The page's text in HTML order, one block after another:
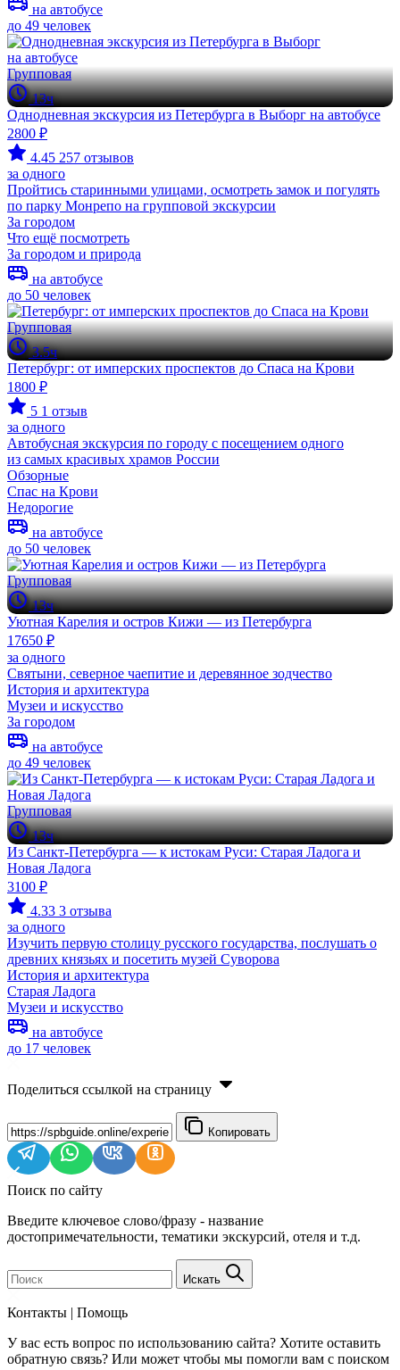
на автобусе
до 49 человек
Групповая
13ч
Однодневная экскурсия из Петербурга в Выборг на автобусе
2800 ₽
4.45 257 отзывов
за одного
Пройтись старинными улицами, осмотреть замок и погулять
по парку Монрепо на групповой экскурсии
За городом
Что ещё посмотреть
За городом и природа
на автобусе
до 50 человек
Групповая
3.5ч
Петербург: от имперских проспектов до Спаса на Крови
1800 ₽
5 1 отзыв
за одного
Автобусная экскурсия по городу с посещением одного
из самых красивых храмов России
Обзорные
Спас на Крови
Недорогие
на автобусе
до 50 человек
Групповая
13ч
Уютная Карелия и остров Кижи — из Петербурга
17650 ₽
за одного
Святыни, северное чаепитие и деревянное зодчество
История и архитектура
Музеи и искусство
За городом
на автобусе
до 49 человек
Групповая
13ч
Из Санкт-Петербурга — к истокам Руси: Старая Ладога и
Новая Ладога
3100 ₽
4.33 3 отзыва
за одного
Изучить первую столицу русского государства, послушать о
древних князьях и посетить музей Суворова
История и архитектура
Старая Ладога
Музеи и искусство
на автобусе
до 17 человек
Поделиться ссылкой на страницу
Копировать
Поиск по сайту
Введите ключевое слово/фразу - название
достопримечательности, тематики экскурсий, отеля и т.д.
Искать
Контакты | Помощь
У вас есть вопрос по использованию сайта? Хотите оставить
обратную связь? Или может чтобы мы помогли вам с поиском